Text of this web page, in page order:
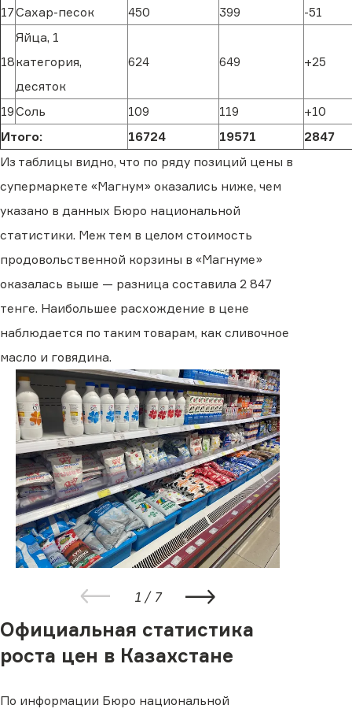
17Сахар-песок 450 399 -51
18
Яйца, 1
категория,
десяток
624 649 +25
19Соль 109 119
+10
Итого:
16724 19571
2847
Из таблицы видно, что по ряду позиций цены в
супермаркете «Магнум» оказались ниже, чем
указано в данных Бюро национальной
статистики. Меж тем в целом стоимость
продовольственной корзины в «Магнуме»
оказалась выше — разница составила 2 847
тенге. Наибольшее расхождение в цене
наблюдается по таким товарам, как сливочное
масло и говядина.
1 / 7
Официальная статистика
роста цен в Казахстане
По информации Бюро национальной